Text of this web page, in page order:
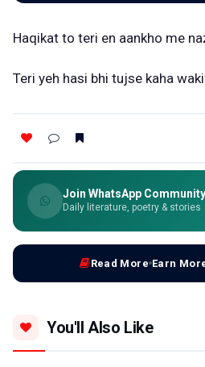
Haqikat to teri en aankho me
Teri yeh hasi bhi tujse kaha
Join WhatsApp Community
Daily literature, poetry & stories
Read More Earn
You'll Also Like